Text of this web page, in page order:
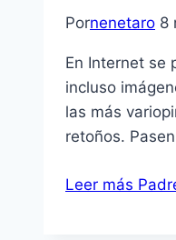
Pornenetaro 8
En Internet se
incluso
las más
retoños.
Leer más